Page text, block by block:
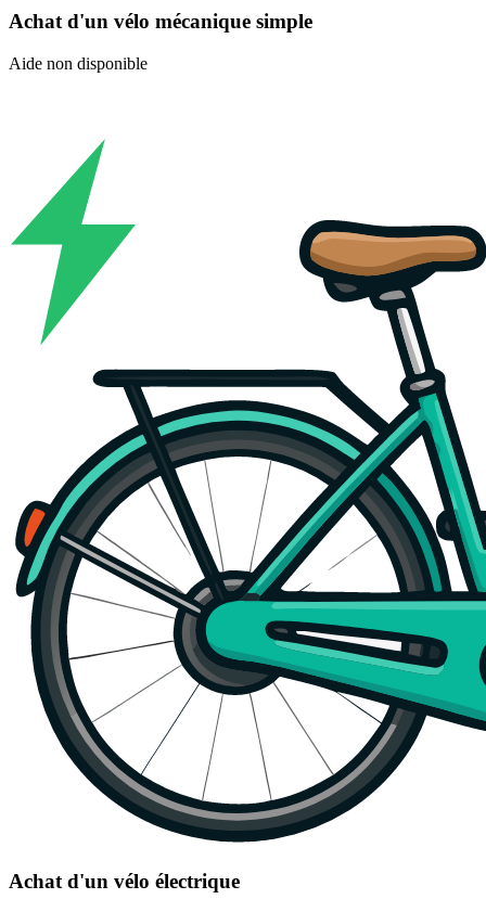
Achat d'un vélo mécanique simple
Aide non disponible
Achat d'un vélo électrique